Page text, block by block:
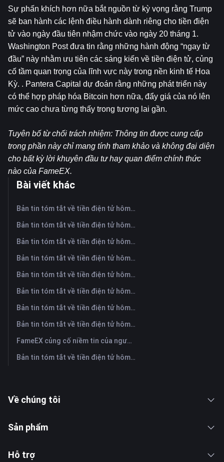
Sự phấn khích hơn nữa bắt nguồn từ kỳ vọng rằng Trump
sẽ ban hành các lệnh điều hành dành riêng cho tiền điện
tử vào ngày đầu tiên nhậm chức vào ngày 20 tháng 1.
Washington Post đưa tin rằng những hành động “ngay từ
đầu” này nhằm ưu tiên các sáng kiến ​​​​về tiền điện tử, củng
cố tầm quan trọng của lĩnh vực này trong nền kinh tế Hoa
Kỳ. . Pantera Capital dự đoán rằng những phát triển này
có thể hợp pháp hóa Bitcoin hơn nữa, đẩy giá của nó lên
mức cao chưa từng thấy trong tương lai gần.
Tuyên bố từ chối trách nhiệm: Thông tin được cung cấp
trong phần này chỉ mang tính tham khảo và không đại diện
cho bất kỳ lời khuyên đầu tư hay quan điểm chính thức
nào của FameEX.
Bài viết khác
Bản tin tóm tắt về tiền điện tử hôm nay trên FameEX | Ngày 7 tháng 8 năm 2026
Bản tin tóm tắt về tiền điện tử hôm nay trên FameEX | Ngày 6 tháng 8 năm 2026
Bản tin tóm tắt về tiền điện tử hôm nay trên FameEX | Ngày 5 tháng 8 năm 2026
Bản tin tóm tắt về tiền điện tử hôm nay trên FameEX | Ngày 4 tháng 8 năm 2026
Bản tin tóm tắt về tiền điện tử hôm nay trên FameEX | Ngày 3 tháng 8 năm 2026
Bản tin tóm tắt về tiền điện tử hôm nay trên FameEX | Ngày 31 tháng 7 năm 2026
Bản tin tóm tắt về tiền điện tử hôm nay trên FameEX | Ngày 30 tháng 7 năm 2026
Bản tin tóm tắt về tiền điện tử hôm nay trên FameEX | Ngày 29 tháng 7 năm 2026
FameEX củng cố niềm tin của người dùng thông qua tám năm hoạt động ổn định và tăng trưởng toàn cầu
Bản tin tóm tắt về tiền điện tử hôm nay trên FameEX | Ngày 28 tháng 7 năm 2026
Về chúng tôi
Sản phẩm
Hỗ trợ